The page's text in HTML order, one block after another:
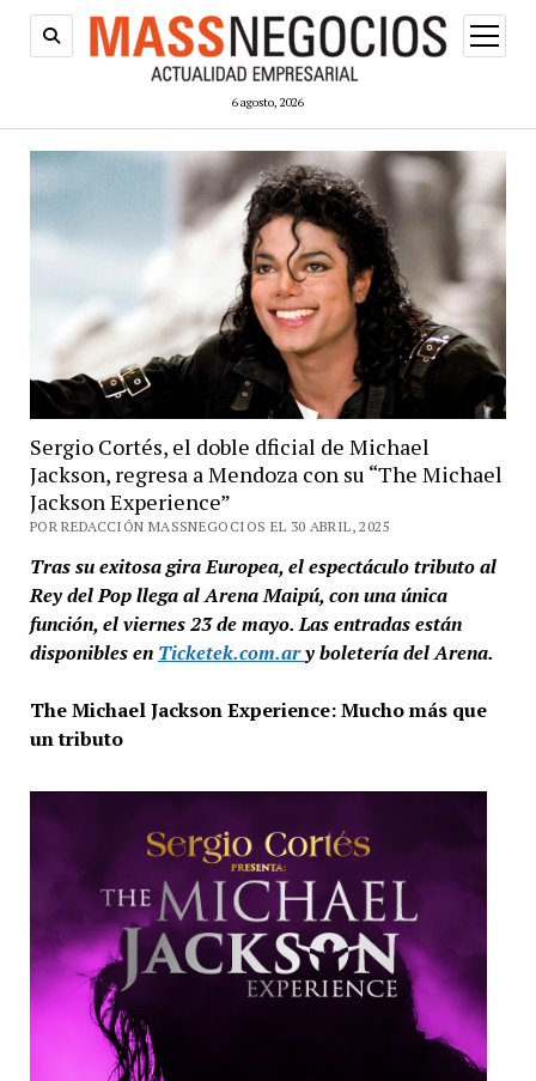
6 agosto, 2026
abrir
menú
Sergio Cortés, el doble dficial de Michael
Jackson, regresa a Mendoza con su “The Michael
Jackson Experience”
POR REDACCIÓN MASSNEGOCIOS EL 30 ABRIL, 2025
Tras su exitosa gira Europea, el espectáculo tributo al
Rey del Pop llega al Arena Maipú, con una única
función, el viernes 23 de mayo. Las entradas están
disponibles en Ticketek.com.ary boletería del Arena.
The Michael Jackson Experience: Mucho más que
un tributo